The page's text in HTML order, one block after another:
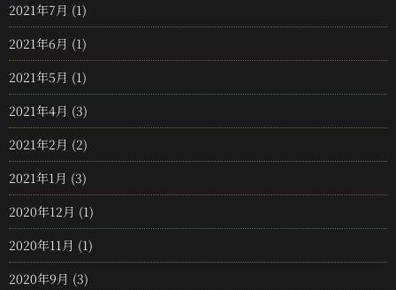
2021年7月 (1)
2021年6月 (1)
2021年5月 (1)
2021年4月 (3)
2021年2月 (2)
2021年1月 (3)
2020年12月 (1)
2020年11月 (1)
2020年9月 (3)